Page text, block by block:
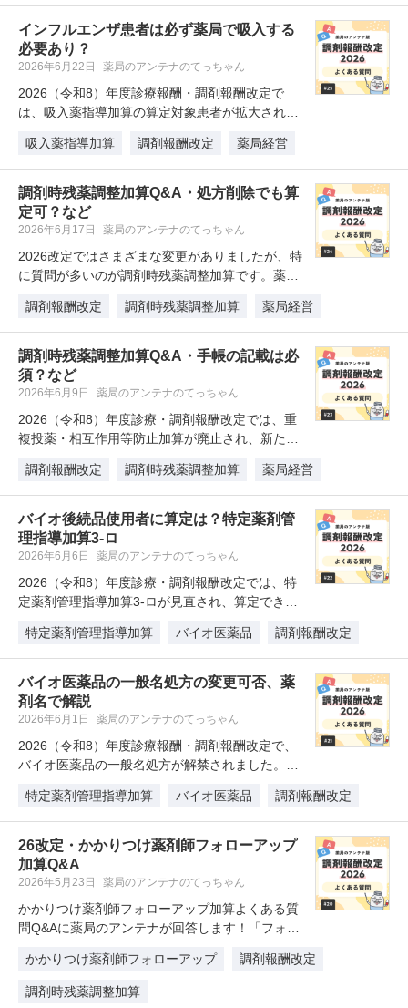
インフルエンザ患者は必ず薬局で吸入する
必要あり？
2026年6月22日 薬局のアンテナのてっちゃん
2026（令和8）年度診療報酬・調剤報酬改定で
は、吸入薬指導加算の算定対象患者が拡大され、
吸入薬指導加算
調剤報酬改定 薬局経営
調剤時残薬調整加算Q&A・処方削除でも算
定可？など
2026年6月17日 薬局のアンテナのてっちゃん
2026改定ではさまざまな変更がありましたが、特
に質問が多いのが調剤時残薬調整加算です。薬局
調剤報酬改定
調剤時残薬調整加算 薬局経営
調剤時残薬調整加算Q&A・手帳の記載は必
須？など
2026年6月9日 薬局のアンテナのてっちゃん
2026（令和8）年度診療・調剤報酬改定では、重
複投薬・相互作用等防止加算が廃止され、新たに
調剤報酬改定
調剤時残薬調整加算 薬局経営
バイオ後続品使用者に算定は？特定薬剤管
理指導加算3-ロ
2026年6月6日 薬局のアンテナのてっちゃん
2026（令和8）年度診療・調剤報酬改定では、特
定薬剤管理指導加算3-ロが見直され、算定できる
特定薬剤管理指導加算
バイオ医薬品 調剤報酬改定
バイオ医薬品の一般名処方の変更可否、薬
剤名で解説
2026年6月1日 薬局のアンテナのてっちゃん
2026（令和8）年度診療報酬・調剤報酬改定で、
バイオ医薬品の一般名処方が解禁されました。バ
特定薬剤管理指導加算
バイオ医薬品 調剤報酬改定
26改定・かかりつけ薬剤師フォローアップ
加算Q&A
2026年5月23日 薬局のアンテナのてっちゃん
かかりつけ薬剤師フォローアップ加算よくある質
問Q&Aに薬局のアンテナが回答します！「フォロ
かかりつけ薬剤師フォローアップ
調剤報酬改定
調剤時残薬調整加算